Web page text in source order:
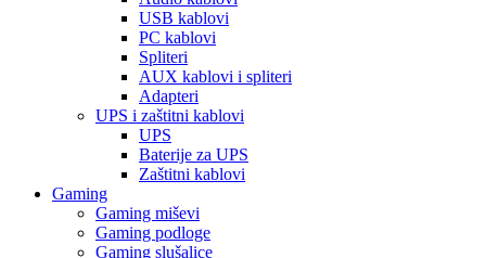
USB kablovi
PC kablovi
Spliteri
AUX kablovi i spliteri
Adapteri
UPS i zaštitni kablovi
UPS
Baterije za UPS
Zaštitni kablovi
Gaming
Gaming miševi
Gaming podloge
Gaming slušalice